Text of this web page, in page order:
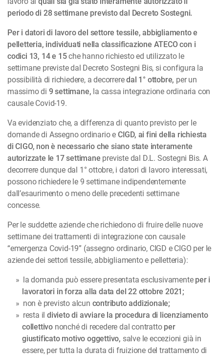
periodo di 28 settimane previsto dal Decreto Sostegni.
Per i datori di lavoro del settore tessile, abbigliamento e
pelletteria, individuati nella classificazione ATECO con i
codici 13, 14 e 15che hanno richiesto ed utilizzato le
settimane previste dal Decreto Sostegni Bis, si configura la
possibilità di richiedere, a decorreredal 1° ottobre, per un
massimo di 9 settimane, la cassa integrazione ordinaria con
causale Covid-19.
Va evidenziato che, a differenza di quanto previsto per le
domande di Assegno ordinario e CIGD, ai fini della richiesta
di CIGO, non è necessario che siano state interamente
autorizzate le 17 settimane previste dal D.L. Sostegni Bis. A
decorrere dunque dal 1° ottobre, i datori di lavoro interessati,
possono richiedere le 9 settimane indipendentemente
dall’esaurimento o meno delle precedenti settimane
concesse.
Per le suddette aziende che richiedono di fruire delle nuove
settimane dei trattamenti di integrazione con causale
“emergenza Covid-19” (assegno ordinario, CIGD e CIGO per le
aziende dei settori tessile, abbigliamento e pelletteria):
la domanda può essere presentata esclusivamente per i
lavoratori in forza alla data del 22 ottobre 2021;
non è previsto alcun contributo addizionale;
resta ildivieto di avviare la procedura di licenziamento
collettivo nonché di recedere dal contratto per
giustificato motivo oggettivo, salve le eccezioni già in
essere, per tutta la durata di fruizione del trattamento di